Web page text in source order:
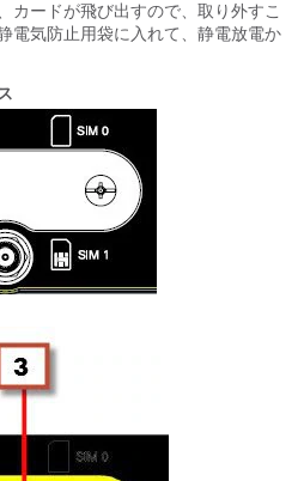
カードが飛び出すので、取り外すこ
電気防止用袋に入れて、静電放電か